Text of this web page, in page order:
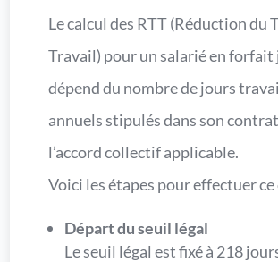
Le calcul des RTT (Réduction du
Travail) pour un salarié en forfait
dépend du nombre de jours
annuels stipulés dans son
l’accord collectif applicable.
Voici les étapes pour effectuer ce
Départ du seuil légal
Le seuil légal est fixé à 218